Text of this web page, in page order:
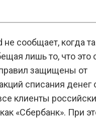
сообщает, когда
лишь то, что это
правил защищены от
списания денег
клиенты
«Сбербанк». При